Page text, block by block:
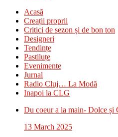
Acasă
Creații proprii
Critici de sezon și de bon ton
Designeri
Tendințe
Pastiluțe
Evenimente
Jurnal
Radio Cluj… La Modă
Inapoi la CLG
Du coeur a la main- Dolce și
13 March 2025